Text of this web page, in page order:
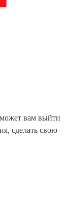
вам выйти
сделать свою